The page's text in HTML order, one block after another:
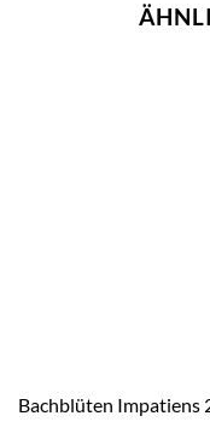
Bachblüten Impatiens